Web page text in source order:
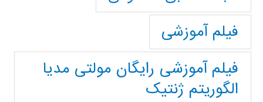
فیلم آموزشی
فیلم آموزشی رایگان مولتی مدیا
الگوریتم ژنتیک